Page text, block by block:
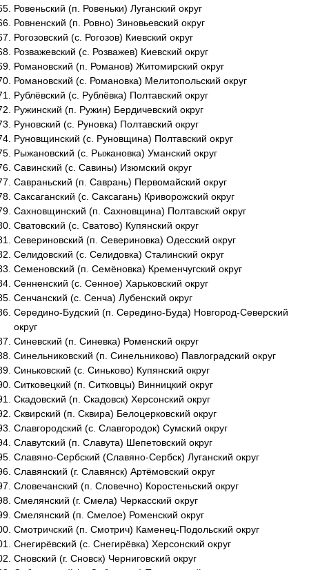
Ровеньский (п. Ровеньки) Луганский округ
Ровненский (п. Ровно) Зиновьевский округ
Рогозовский (с. Рогозов) Киевский округ
Розважевский (с. Розважев) Киевский округ
Романовский (п. Романов) Житомирский округ
Романовский (с. Романовка) Мелитопольский округ
Рублёвский (с. Рублёвка) Полтавский округ
Ружинский (п. Ружин) Бердичевский округ
Руновский (с. Руновка) Полтавский округ
Руновщинский (с. Руновщина) Полтавский округ
Рыжановский (с. Рыжановка) Уманский округ
Савинский (с. Савины) Изюмский округ
Савраньский (п. Саврань) Первомайский округ
Саксаганский (с. Саксагань) Криворожский округ
Сахновщинский (п. Сахновщина) Полтавский округ
Сватовский (с. Сватово) Купянский округ
Севериновский (п. Севериновка) Одесский округ
Селидовский (с. Селидовка) Сталинский округ
Семеновский (п. Семёновка) Кременчугский округ
Сенненский (с. Сенное) Харьковский округ
Сенчанский (с. Сенча) Лубенский округ
Середино-Будский (п. Середино-Буда) Новгород-Северский
округ
Синевский (п. Синевка) Роменский округ
Синельниковский (п. Синельниково) Павлоградский округ
Синьковский (с. Синьково) Купянский округ
Ситковецкий (п. Ситковцы) Винницкий округ
Скадовский (п. Скадовск) Херсонский округ
Сквирский (п. Сквира) Белоцерковский округ
Славгородский (с. Славгородок) Сумский округ
Славутский (п. Славута) Шепетовский округ
Славяно-Сербский (Славяно-Сербск) Луганский округ
Славянский (г. Славянск) Артёмовский округ
Словечанский (п. Словечно) Коростеньский округ
Смелянский (г. Смела) Черкасский округ
Смелянский (п. Смелое) Роменский округ
Смотричский (п. Смотрич) Каменец-Подольский округ
Снегирёвский (с. Снегирёвка) Херсонский округ
Сновский (г. Сновск) Черниговский округ